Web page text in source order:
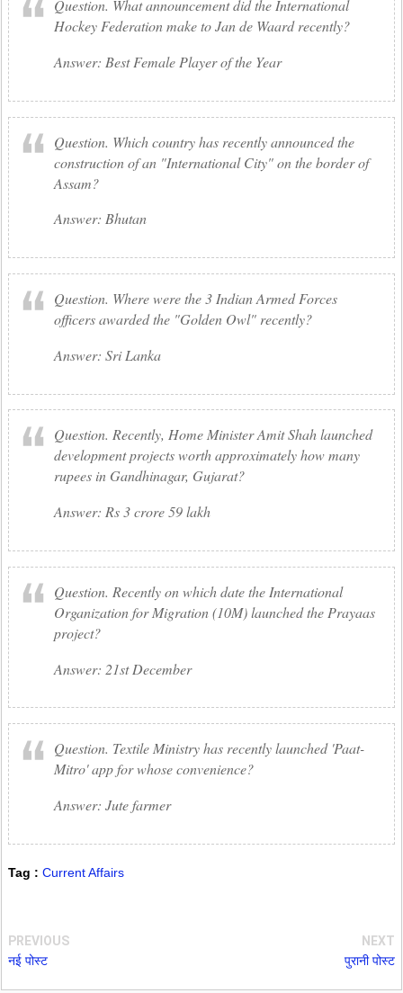
Question. What announcement did the International
Hockey Federation make to Jan de Waard recently?
Answer: Best Female Player of the Year
Question. Which country has recently announced the
construction of an "International City" on the border of
Assam?
Answer: Bhutan
Question. Where were the 3 Indian Armed Forces
officers awarded the "Golden Owl" recently?
Answer: Sri Lanka
Question. Recently, Home Minister Amit Shah launched
development projects worth approximately how many
rupees in Gandhinagar, Gujarat?
Answer: Rs 3 crore 59 lakh
Question. Recently on which date the International
Organization for Migration (10M) launched the Prayaas
project?
Answer: 21st December
Question. Textile Ministry has recently launched 'Paat-
Mitro' app for whose convenience?
Answer: Jute farmer
Tag : Current Affairs
PREVIOUS
नई पोस्ट
NEXT
पुरानी पोस्ट